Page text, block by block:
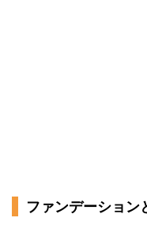
ファンデーション